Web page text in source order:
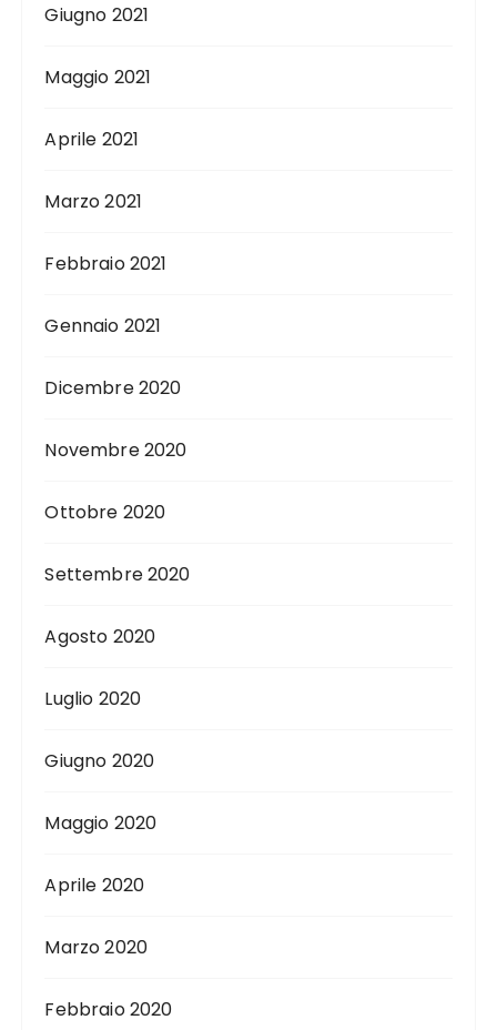
Giugno 2021
Maggio 2021
Aprile 2021
Marzo 2021
Febbraio 2021
Gennaio 2021
Dicembre 2020
Novembre 2020
Ottobre 2020
Settembre 2020
Agosto 2020
Luglio 2020
Giugno 2020
Maggio 2020
Aprile 2020
Marzo 2020
Febbraio 2020